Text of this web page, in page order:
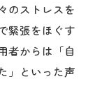
のストレスを
緊張をほぐす
者からは「自
」といった声